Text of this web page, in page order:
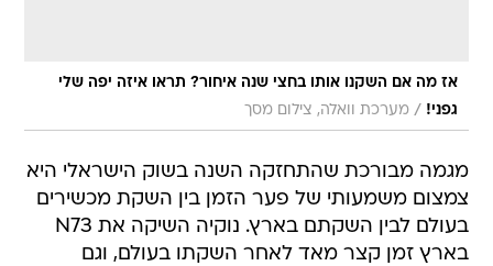
אז מה אם השקנו אותו בחצי שנה איחור? תראו איזה יפה שלי
גפני! / מערכת וואלה, צילום מסך
מגמה מבורכת שהתחזקה השנה בשוק הישראלי היא
צמצום משמעותי של פער הזמן בין השקת מכשירים
בעולם לבין השקתם בארץ. נוקיה השיקה את N73
בארץ זמן קצר מאד לאחר השקתו בעולם, וגם